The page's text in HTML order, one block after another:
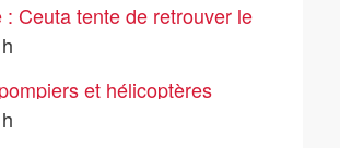
: Ceuta tente de retrouver le
semblant de normalité
et hélicoptères
incendie de forêt